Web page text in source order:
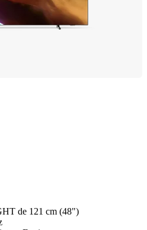
de 121 cm (48")